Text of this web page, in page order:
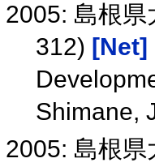
2005: 島根
312) [Net]
Shimane,
2005: 島根